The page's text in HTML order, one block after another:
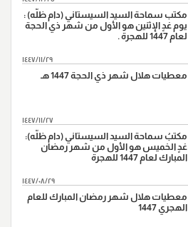
مكتب سماحة السيد السيستاني (دام ظلّه) :
يوم غدٍ الإثنين هو الأول من شهر ذي الحجة
لعام 1447 للهجرة .
١٤٤٧/١١/٢٩
معطيات هلال شهر ذي الحجة 1447 هـ
١٤٤٧/١١/٢٧
مكتبُ سماحة السيد السيستاني (دام ظلّه):
غدٍ الخميس هو الأول من شهر رمضان
المبارك لعام 1447 للهجرة
١٤٤٧/٠٨/٢٩
معطيات هلال شهر رمضان المبارك للعام
الهجري 1447